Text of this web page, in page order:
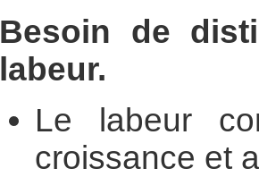
Besoin de
labeur.
Le labeur
croissance et